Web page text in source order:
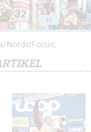
49
NordicFocus;